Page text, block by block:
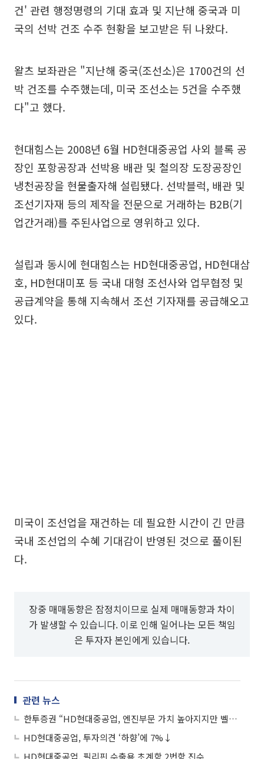
건' 관련 행정명령의 기대 효과 및 지난해 중국과 미
국의 선박 건조 수주 현황을 보고받은 뒤 나왔다.
왈츠 보좌관은 "지난해 중국(조선소)은 1700건의 선
박 건조를 수주했는데, 미국 조선소는 5건을 수주했
다"고 했다.
현대힘스는 2008년 6월 HD현대중공업 사외 블록 공
장인 포항공장과 선박용 배관 및 철의장 도장공장인
냉천공장을 현물출자해 설립됐다. 선박블럭, 배관 및
조선기자재 등의 제작을 전문으로 거래하는 B2B(기
업간거래)를 주된사업으로 영위하고 있다.
설립과 동시에 현대힘스는 HD현대중공업, HD현대삼
호, HD현대미포 등 국내 대형 조선사와 업무협정 및
공급계약을 통해 지속해서 조선 기자재를 공급해오고
있다.
미국이 조선업을 재건하는 데 필요한 시간이 긴 만큼
국내 조선업의 수혜 기대감이 반영된 것으로 풀이된
다.
장중 매매동향은 잠정치이므로 실제 매매동향과 차이
가 발생할 수 있습니다. 이로 인해 일어나는 모든 책임
은 투자자 본인에게 있습니다.
관련 뉴스
한투증권 “HD현대중공업, 엔진부문 가치 높아지지만 벨류이션이 문제”
HD현대중공업, 투자의견 ‘하향’에 7%↓
HD현대중공업, 필리핀 수출용 초계함 2번함 진수